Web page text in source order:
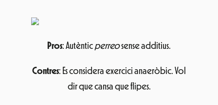
Pros: Autèntic perreosense additius.
Contres: Es considera exercici anaeròbic. Vol
dir que cansa que flipes.